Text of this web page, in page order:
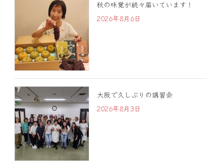
秋の味覚が続々届いています！
2026年8月6日
大阪で久しぶりの講習会
2026年8月3日